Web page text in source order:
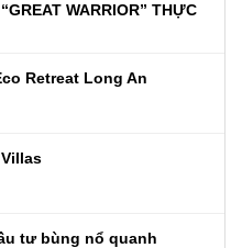
WARRIOR” THỰC
Retreat Long An
tư bùng nổ quanh